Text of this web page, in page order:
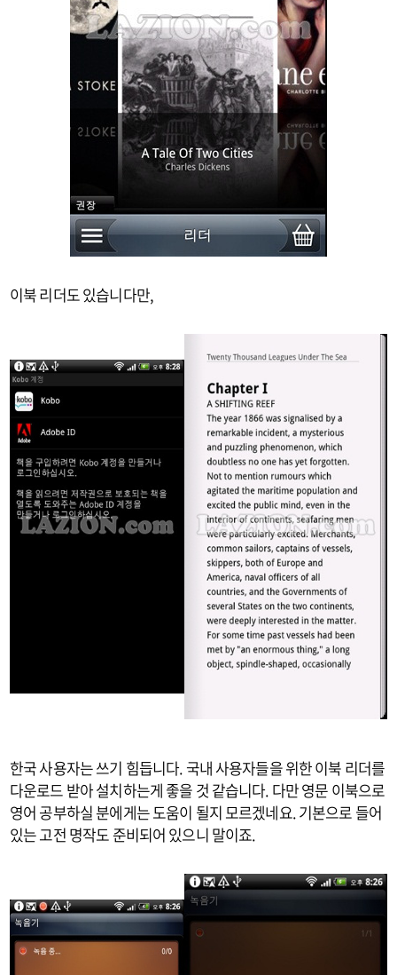
이북 리더도 있습니다만,
한국 사용자는 쓰기 힘듭니다. 국내 사용자들을 위한 이북 리더를
다운로드 받아 설치하는게 좋을 것 같습니다. 다만 영문 이북으로
영어 공부하실 분에게는 도움이 될지 모르겠네요. 기본으로 들어
있는 고전 명작도 준비되어 있으니 말이죠.